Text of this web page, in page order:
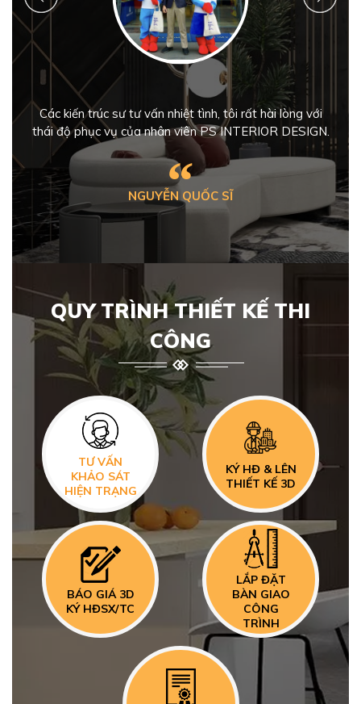
Các kiến trúc sư tư vấn nhiệt tình, tôi rất hài lòng với
thái độ phục vụ của nhân viên PS INTERIOR DESIGN.
“
NGUYỄN QUỐC SĨ
QUY TRÌNH THIẾT KẾ THI
CÔNG
TƯ VẤN
KHẢO SÁT
HIỆN TRẠNG
KÝ HĐ & LÊN
THIẾT KẾ 3D
BÁO GIÁ 3D
KÝ HĐSX/TC
LẮP ĐẶT
BÀN GIAO
CÔNG
TRÌNH